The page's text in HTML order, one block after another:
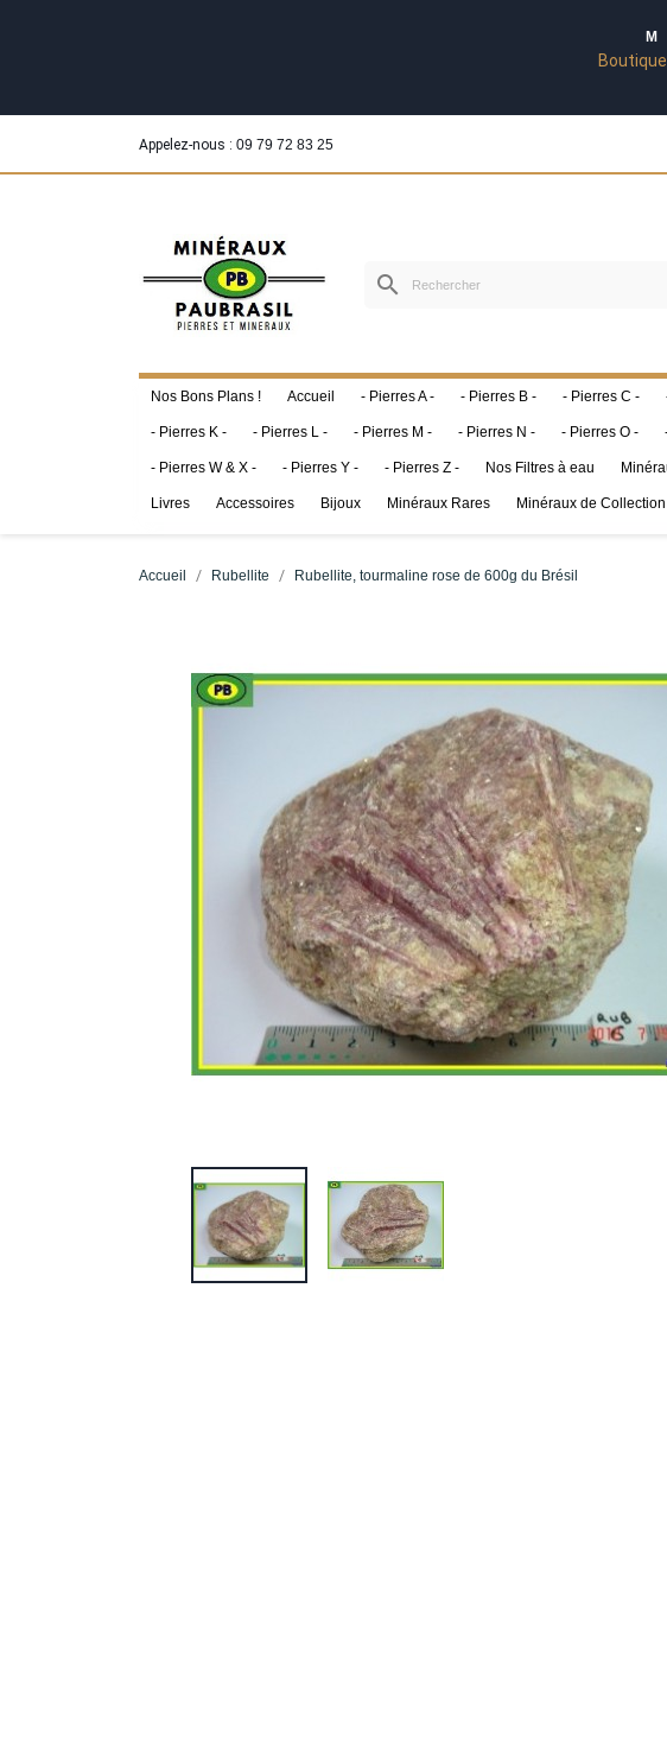
Appelez-nous : 09 79 72 83 25
search
Nos Bons Plans ! Accueil - Pierres A - - Pierres B - - Pierres C -
- Pierres K - - Pierres L - - Pierres M - - Pierres N - - Pierres O -
- Pierres W & X - - Pierres Y - - Pierres Z - Nos Filtres à eau
Livres Accessoires Bijoux Minéraux Rares Minéraux de Collection
Accueil Rubellite Rubellite, tourmaline rose de 600g du Brésil